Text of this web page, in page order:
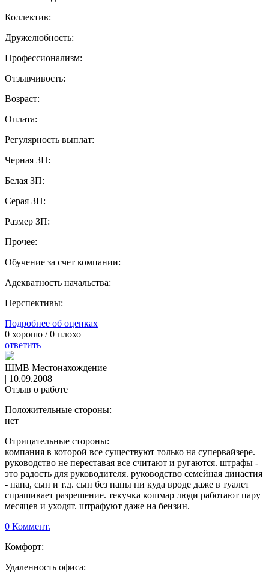
Коллектив:
Дружелюбность:
Профессионализм:
Отзывчивость:
Возраст:
Оплата:
Регулярность выплат:
Черная ЗП:
Белая ЗП:
Серая ЗП:
Размер ЗП:
Прочее:
Обучение за счет компании:
Адекватность начальства:
Перспективы:
Подробнее об оценках
0 хорошо /0 плохо
ответить
ШМВ Местонахождение
| 10.09.2008
Отзыв о работе
Положительные стороны:
нет
Отрицательные стороны:
компания в которой все существуют только на супервайзере.
руководство не переставая все считают и ругаются. штрафы -
это радость для руководителя. руководство семейная династия
- папа, сын и т.д. сын без папы ни куда вроде даже в туалет
спрашивает разрешение. текучка кошмар люди работают пару
месяцев и уходят. штрафуют даже на бензин.
0 Коммент.
Комфорт:
Удаленность офиса: